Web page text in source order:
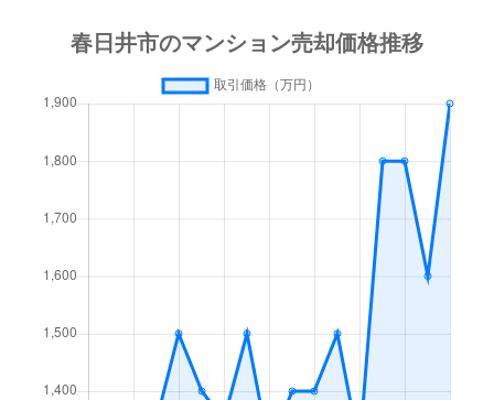
高蔵寺
230万円 高蔵寺
徒歩15分
徒歩23分
春日井(名鉄)
徒歩15分
割塚町
春日井(ＪＲ)
徒歩3分
割塚町
3,300万円 春日井(ＪＲ)